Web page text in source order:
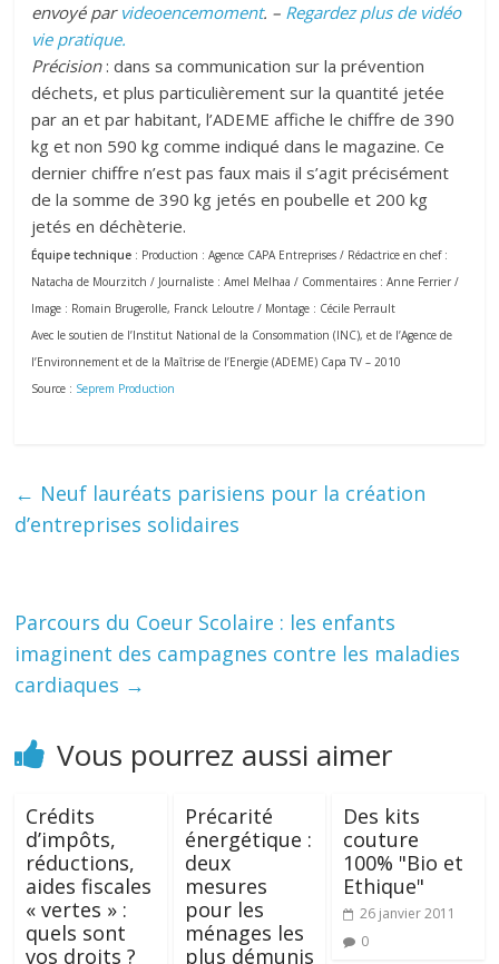
envoyé par videoencemoment. – Regardez plus de vidéo
vie pratique.
Précision: dans sa communication sur la prévention
déchets, et plus particulièrement sur la quantité jetée
par an et par habitant, l’ADEME affiche le chiffre de 390
kg et non 590 kg comme indiqué dans le magazine. Ce
dernier chiffre n’est pas faux mais il s’agit précisément
de la somme de 390 kg jetés en poubelle et 200 kg
jetés en déchèterie.
Équipe technique : Production : Agence CAPA Entreprises / Rédactrice en chef :
Natacha de Mourzitch / Journaliste : Amel Melhaa / Commentaires : Anne Ferrier /
Image : Romain Brugerolle, Franck Leloutre / Montage : Cécile Perrault
Avec le soutien de l’Institut National de la Consommation (INC), et de l’Agence de
l’Environnement et de la Maîtrise de l’Energie (ADEME) Capa TV – 2010
Source : Seprem Production
← Neuf lauréats parisiens pour la création
d’entreprises solidaires
Parcours du Coeur Scolaire : les enfants
imaginent des campagnes contre les maladies
cardiaques →
Vous pourrez aussi aimer
Crédits
d’impôts,
réductions,
aides fiscales
« vertes » :
quels sont
vos droits ?
Précarité
énergétique :
deux
mesures
pour les
ménages les
plus démunis
Des kits
couture
100% "Bio et
Ethique"
26 janvier 2011
0